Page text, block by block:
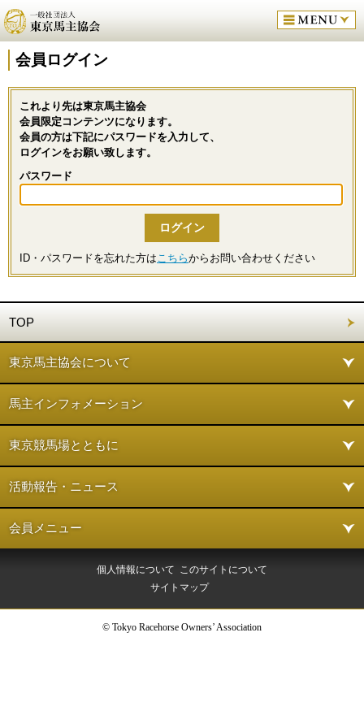
会員ログイン
これより先は東京馬主協会
会員限定コンテンツになります。
会員の方は下記にパスワードを入力して、
ログインをお願い致します。
パスワード
ID・パスワードを忘れた方はこちらからお問い合わせください
TOP
東京馬主協会について
馬主インフォメーション
東京競馬場とともに
活動報告・ニュース
会員メニュー
個人情報について このサイトについて
サイトマップ
© Tokyo Racehorse Owners’ Association